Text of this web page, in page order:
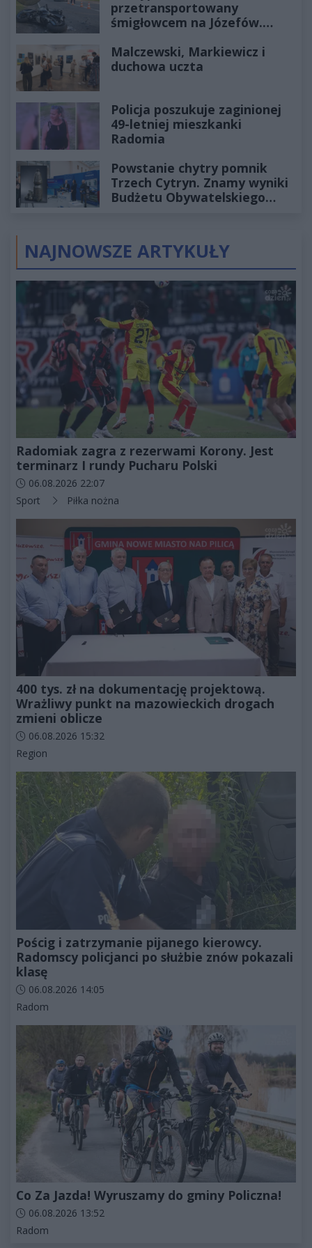
przetransportowany
śmigłowcem na Józefów.
Malczewski, Markiewicz i
duchowa uczta
Policja poszukuje zaginionej
49-letniej mieszkanki
Radomia
Powstanie chytry pomnik
Trzech Cytryn. Znamy wyniki
Budżetu Obywatelskiego
NAJNOWSZE ARTYKUŁY
Radomiak zagra z rezerwami Korony. Jest
terminarz I rundy Pucharu Polski
Data dodania artykułu:
06.08.2026 22:07
Kategorie artykułu:
Sport Piłka nożna
400 tys. zł na dokumentację projektową.
Wrażliwy punkt na mazowieckich drogach
zmieni oblicze
Data dodania artykułu:
06.08.2026 15:32
Kategorie artykułu:
Region
Pościg i zatrzymanie pijanego kierowcy.
Radomscy policjanci po służbie znów pokazali
klasę
Data dodania artykułu:
06.08.2026 14:05
Kategorie artykułu:
Radom
Co Za Jazda! Wyruszamy do gminy Policzna!
Data dodania artykułu:
06.08.2026 13:52
Kategorie artykułu:
Radom